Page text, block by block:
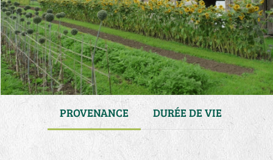
PROVENANCE DURÉE DE VIE